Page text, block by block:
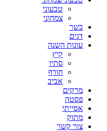
טבעוני
צמחוני
בשר
דגים
עונות השנה
קיץ
סתיו
חורף
אביב
מרקים
פסטה
אסייתי
מתוק
צור קשר